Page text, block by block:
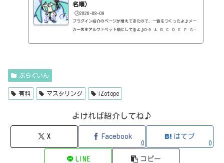
arts・EQ・無料）40'S VERY OWN DRUMS（NATIVE INSTRUMENTS・ドラ
ム...
名順）
🕒️2026-08-09
プラグイン紹介のページが増えてきたので、一覧をつくったよ♪メー
カー名をアルファベット順にしてるよ♪0-9 A B C D E F G
ップ...
ぷらぐいん
有料 マスタリング iZotope
よければ紹介してね♪
X Facebook
0
はてブ
0
LINE コピー